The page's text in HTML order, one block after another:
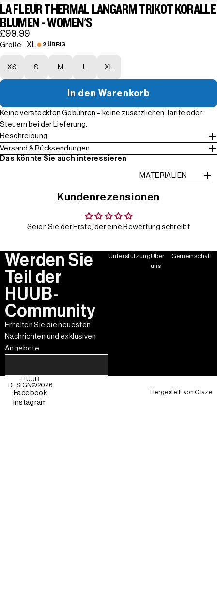
LA FLEUR THERMAL LANGARM TRIKOT KORALLE
BLUMEN - WOMEN'S
£99.99
Größe: XL 2 ÜBRIG
XS S M L XL
In den Warenkorb
Keine versteckten Gebühren – keine zusätzlichen Tarife oder
Steuern bei der Lieferung.
Beschreibung
Versand & Rücksendungen
Das könnte Sie auch interessieren
MATERIALIEN
Kundenrezensionen
Seien Sie der Erste, der eine Bewertung schreibt
Werden Sie
Teil der
HUUB-
Community
Erhalten Sie die neuesten
Nachrichten und exklusiven
Angebote
UnterstützungÜber
uns
Gemeinschaft
HUUB
DESIGN©2026
Facebook
Instagram
Hergestellt vonGlaze